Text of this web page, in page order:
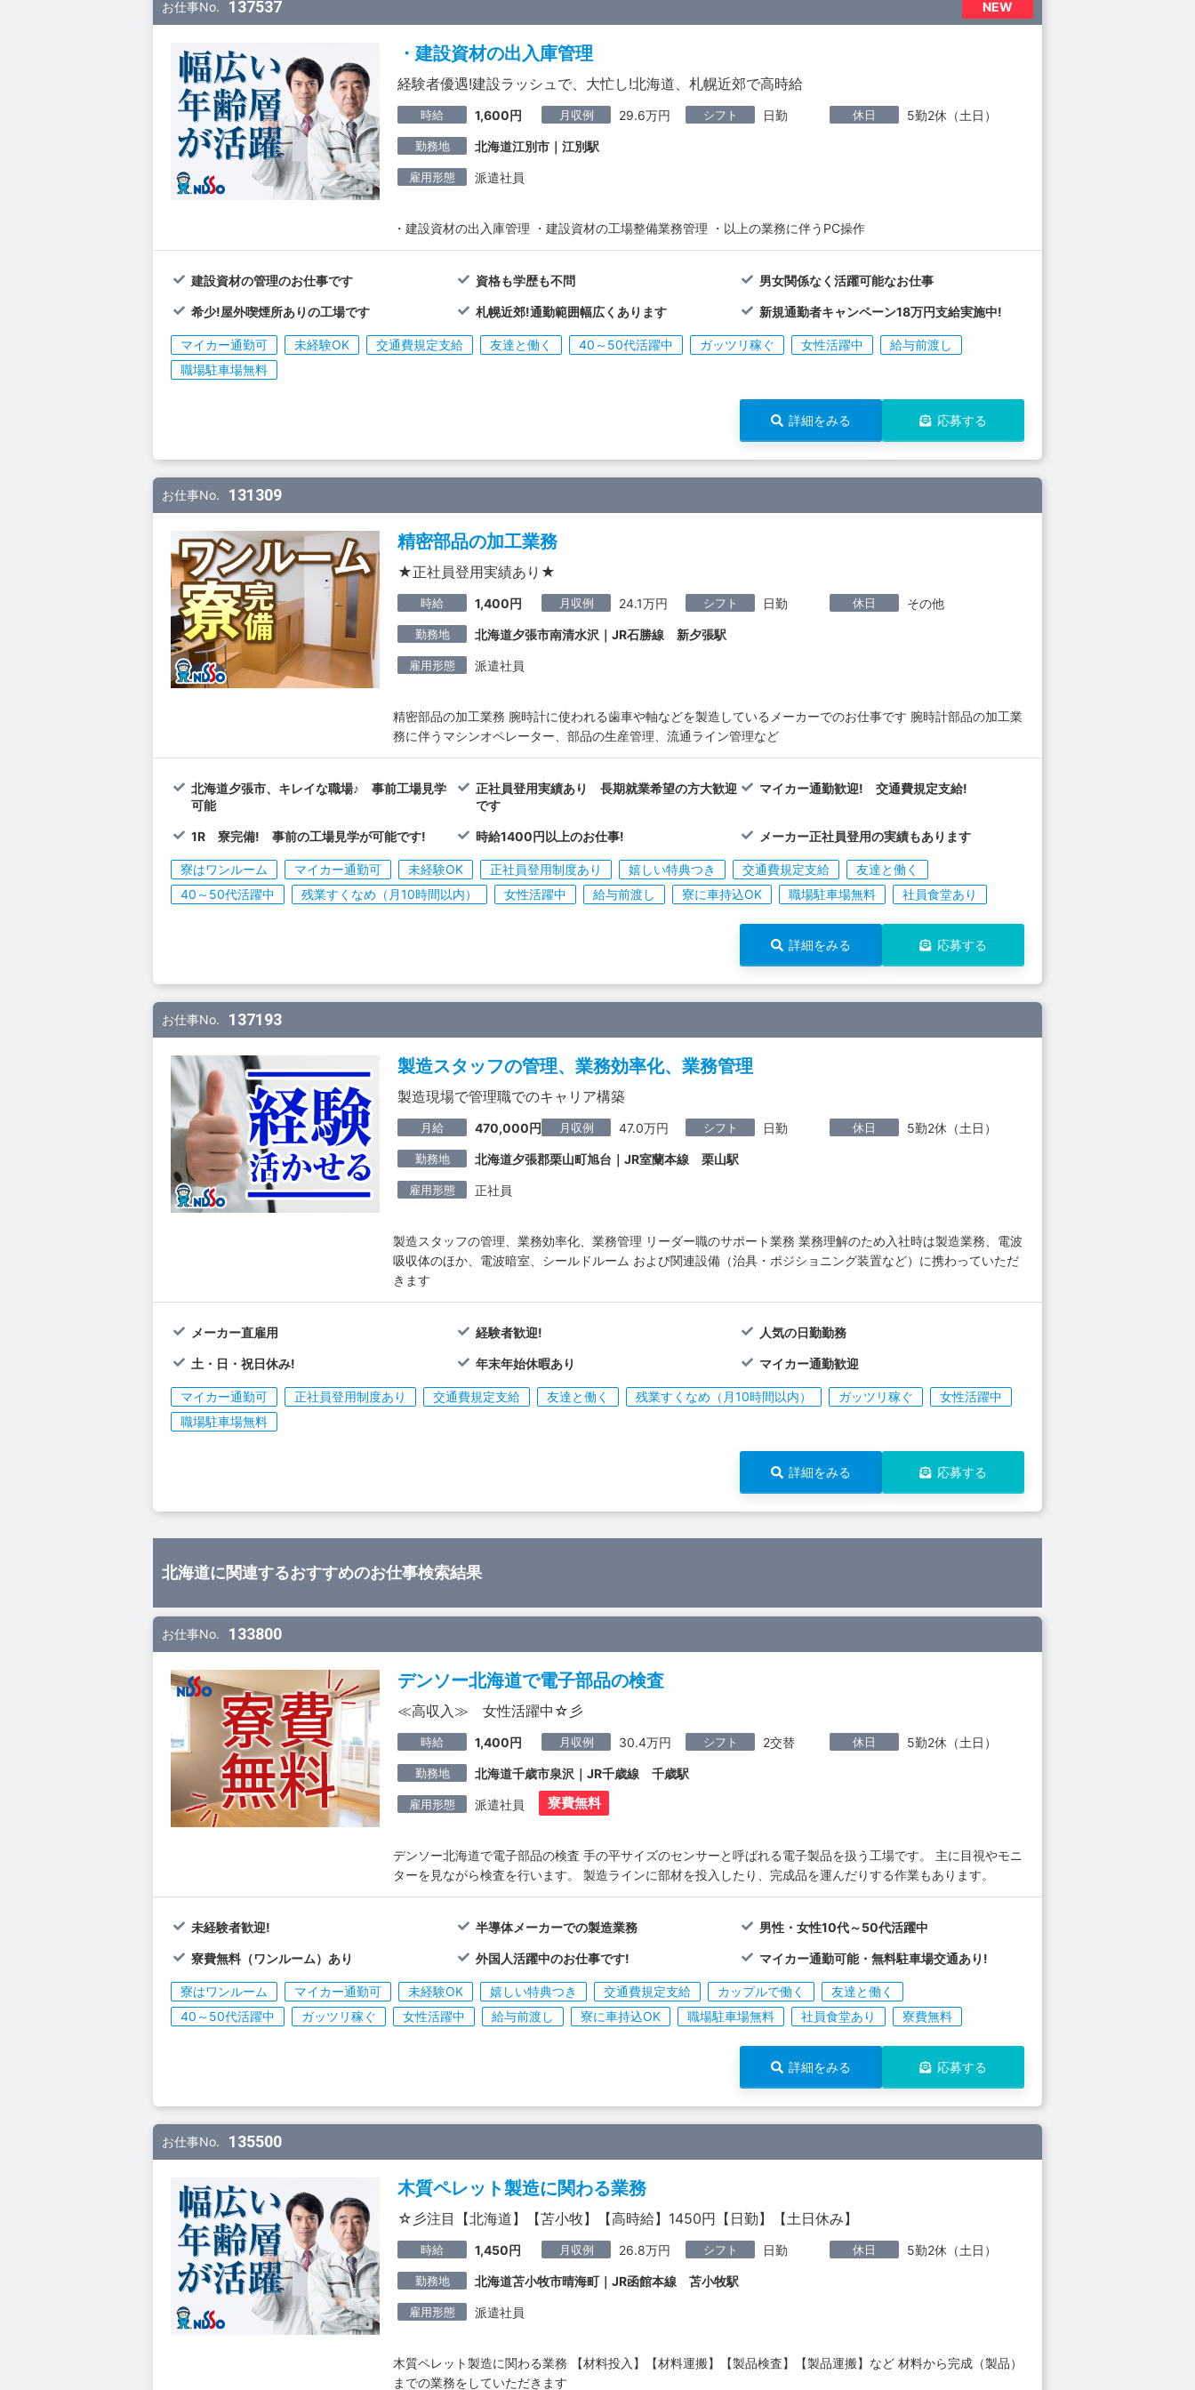
NEW
お仕事No. 137537
・建設資材の出入庫管理
経験者優遇!建設ラッシュで、大忙し!北海道、札幌近郊で高時給
時給 1,600円 月収例 29.6万円 シフト 日勤 休日 5勤2休（土日）
勤務地 北海道江別市｜江別駅
雇用形態 派遣社員
・建設資材の出入庫管理 ・建設資材の工場整備業務管理 ・以上の業務に伴うPC操作
建設資材の管理のお仕事です 資格も学歴も不問 男女関係なく活躍可能なお仕事
希少!屋外喫煙所ありの工場です 札幌近郊!通勤範囲幅広くあります 新規通勤者キャンペーン18万円支給実施中!
マイカー通勤可 未経験OK 交通費規定支給 友達と働く 40～50代活躍中 ガッツリ稼ぐ 女性活躍中
給与前渡し
職場駐車場無料
詳細をみる 応募する
お仕事No. 131309
精密部品の加工業務
★正社員登用実績あり★
時給 1,400円 月収例 24.1万円 シフト 日勤 休日 その他
勤務地 北海道夕張市南清水沢｜JR石勝線 新夕張駅
雇用形態 派遣社員
精密部品の加工業務 腕時計に使われる歯車や軸などを製造しているメーカーでのお仕事です 腕時計部品の加工業
務に伴うマシンオペレーター、部品の生産管理、流通ライン管理など
北海道夕張市、キレイな職場♪ 事前工場見学
可能
正社員登用実績あり 長期就業希望の方大歓迎
です
マイカー通勤歓迎! 交通費規定支給!
1R 寮完備! 事前の工場見学が可能です! 時給1400円以上のお仕事! メーカー正社員登用の実績もあります
寮はワンルーム マイカー通勤可 未経験OK 正社員登用制度あり 嬉しい特典つき 交通費規定支給
友達と働く
40～50代活躍中
残業すくなめ（月10時間以内） 女性活躍中 給与前渡し 寮に車持込OK 職場駐車場無料 社員食堂あり
詳細をみる 応募する
お仕事No. 137193
製造スタッフの管理、業務効率化、業務管理
製造現場で管理職でのキャリア構築
月給 470,000円 月収例 47.0万円 シフト 日勤 休日 5勤2休（土日）
勤務地 北海道夕張郡栗山町旭台｜JR室蘭本線 栗山駅
雇用形態 正社員
製造スタッフの管理、業務効率化、業務管理 リーダー職のサポート業務 業務理解のため入社時は製造業務、電波
吸収体のほか、電波暗室、シールドルーム および関連設備（治具・ポジショニング装置など）に携わっていただ
きます
メーカー直雇用 経験者歓迎! 人気の日勤勤務
土・日・祝日休み! 年末年始休暇あり マイカー通勤歓迎
マイカー通勤可 正社員登用制度あり 交通費規定支給 友達と働く 残業すくなめ（月10時間以内） ガッツリ稼ぐ
女性活躍中
職場駐車場無料
詳細をみる 応募する
北海道に関連するおすすめのお仕事検索結果
お仕事No. 133800
デンソー北海道で電子部品の検査
≪高収入≫ 女性活躍中☆彡
時給 1,400円 月収例 30.4万円 シフト 2交替 休日 5勤2休（土日）
勤務地 北海道千歳市泉沢｜JR千歳線 千歳駅
雇用形態 派遣社員 寮費無料
デンソー北海道で電子部品の検査 手の平サイズのセンサーと呼ばれる電子製品を扱う工場です。 主に目視やモニ
ターを見ながら検査を行います。 製造ラインに部材を投入したり、完成品を運んだりする作業もあります。
未経験者歓迎! 半導体メーカーでの製造業務 男性・女性10代～50代活躍中
寮費無料（ワンルーム）あり 外国人活躍中のお仕事です! マイカー通勤可能・無料駐車場交通あり!
寮はワンルーム マイカー通勤可 未経験OK 嬉しい特典つき 交通費規定支給 カップルで働く
友達と働く
40～50代活躍中
ガッツリ稼ぐ 女性活躍中 給与前渡し 寮に車持込OK 職場駐車場無料 社員食堂あり 寮費無料
詳細をみる 応募する
お仕事No. 135500
木質ペレット製造に関わる業務
☆彡注目【北海道】【苫小牧】【高時給】1450円【日勤】【土日休み】
時給 1,450円 月収例 26.8万円 シフト 日勤 休日 5勤2休（土日）
勤務地 北海道苫小牧市晴海町｜JR函館本線 苫小牧駅
雇用形態 派遣社員
木質ペレット製造に関わる業務 【材料投入】【材料運搬】【製品検査】【製品運搬】など 材料から完成（製品）
までの業務をしていただきます